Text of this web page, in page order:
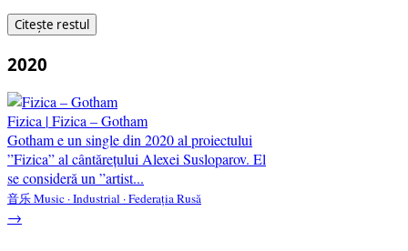
Citește restul
2020
Fizica |Fizica – Gotham
Gotham e un single din 2020 al proiectului
”Fizica” al cântărețului Alexei Susloparov. El
se consideră un ”artist...
音乐 Music · Industrial · Federația Rusă
→